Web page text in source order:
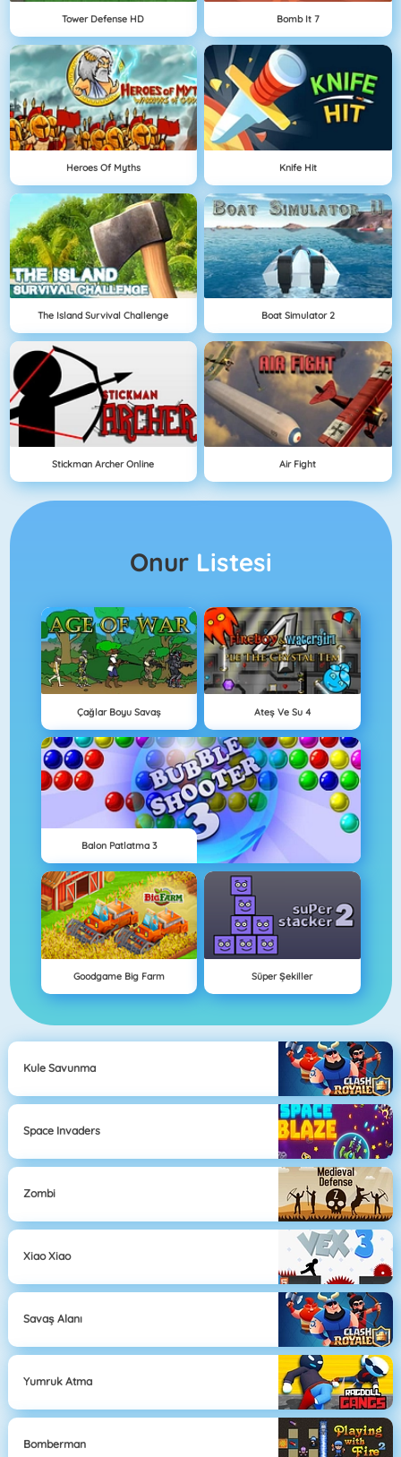
Tower Defense HD Bomb It 7
Heroes Of Myths Knife Hit
The Island Survival Challenge Boat Simulator 2
Stickman Archer Online Air Fight
Onur Listesi
Çağlar Boyu Savaş Ateş Ve Su 4
Balon Patlatma 3
Goodgame Big Farm Süper Şekiller
Kule Savunma
Space Invaders
Zombi
Xiao Xiao
Savaş Alanı
Yumruk Atma
Bomberman